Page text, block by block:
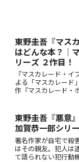
東野圭吾『マス
はどんな本？｜
リーズ ２作目！
『マスカレード・
よる「マスカレード
作『マスカレード・
連作短編集。
東野圭吾『悪意
加賀恭一郎シリ
著名作家が自宅で殺
はその親友。犯人は
て語られない犯行動